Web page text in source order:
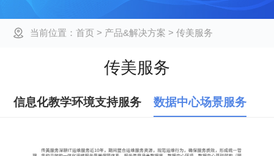
当前位置：首页 > 产品&解决方案 > 传美服务
传美服务
信息化教学环境支持服务 数据中心场景服务